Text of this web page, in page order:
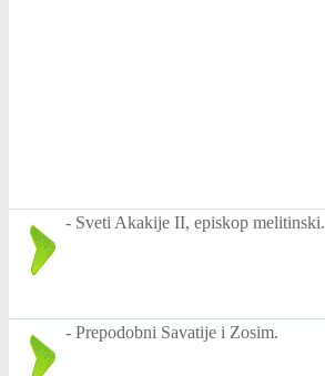
- Sveti Akakije II, episkop melitinski.
- Prepodobni Savatije i Zosim.